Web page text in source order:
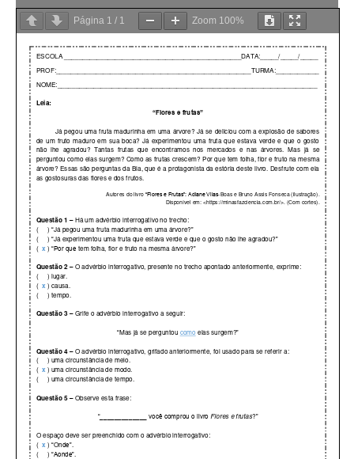
Página 1 / 1 Zoom 100%